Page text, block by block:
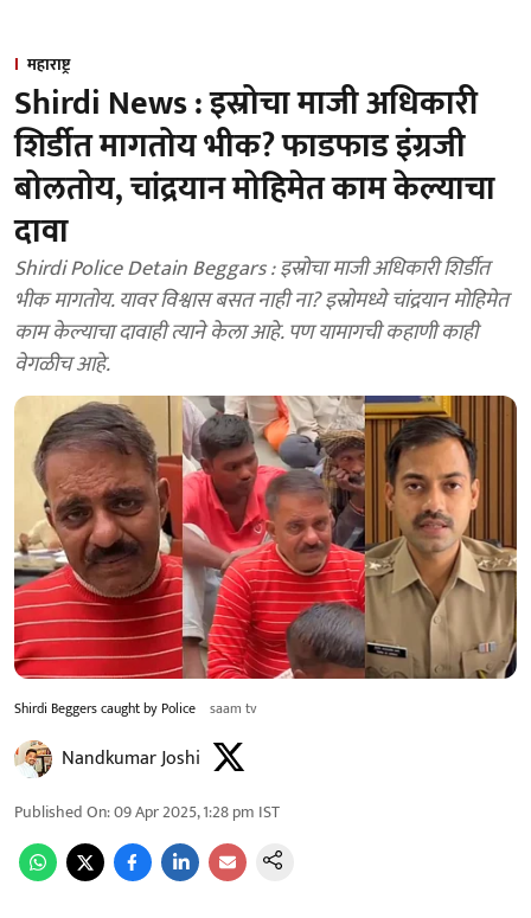
महाराष्ट्र
Shirdi News : इस्रोचा माजी अधिकारी
शिर्डीत मागतोय भीक? फाडफाड इंग्रजी
बोलतोय, चांद्रयान मोहिमेत काम केल्याचा
दावा
Shirdi Police Detain Beggars : इस्रोचा माजी अधिकारी शिर्डीत
भीक मागतोय. यावर विश्वास बसत नाही ना? इस्रोमध्ये चांद्रयान मोहिमेत
काम केल्याचा दावाही त्याने केला आहे. पण यामागची कहाणी काही
वेगळीच आहे.
Shirdi Beggers caught by Police saam tv
Nandkumar Joshi
Published On:09 Apr 2025, 1:28 pm IST